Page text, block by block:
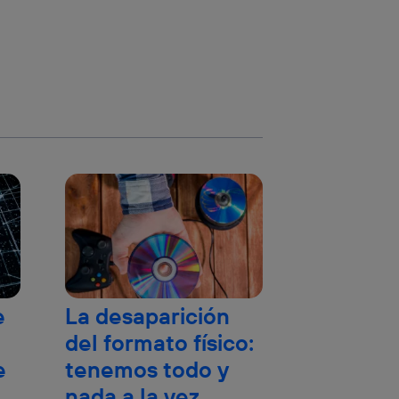
La desaparición
del formato físico:
tenemos todo y